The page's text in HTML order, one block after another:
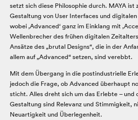
setzt sich diese Philosophie durch. MAYA ist
Gestaltung von User Interfaces und
wobei ‚Advanced‘ ganz im Einklang mit
Wellenbrecher des frühen digitalen
Ansätze des „brutal Designs“, die in der
allem auf „Advanced“ setzen, sind verebbt.
Mit dem Übergang in die postindustrielle
jedoch die Frage, ob Advanced überhaupt
sticht. Alles dreht sich um das Erlebte – und
Gestaltung sind Relevanz und Stimmigkeit,
Neuartigkeit und Überlegenheit.